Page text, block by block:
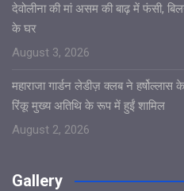
देवोलीना की मां असम की बाढ़ में फंसी,
के घर
August 3, 2026
महाराजा गार्डन लेडीज़ क्लब ने
रिंकू मुख्य अतिथि के रूप में हुईं शामिल
August 2, 2026
Gallery